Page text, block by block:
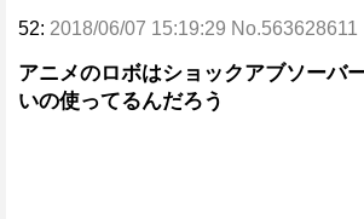
52: 2018/06/07 15:19:29 No.563628611
アニメのロボはショックアブソーバ
いの使ってるんだろう